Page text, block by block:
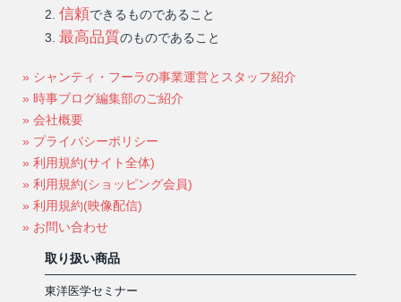
信頼できるものであること
最高品質のものであること
» シャンティ・フーラの事業運営とスタッフ紹介
» 時事ブログ編集部のご紹介
» 会社概要
» プライバシーポリシー
» 利用規約(サイト全体)
» 利用規約(ショッピング会員)
» 利用規約(映像配信)
» お問い合わせ
取り扱い商品
東洋医学セミナー